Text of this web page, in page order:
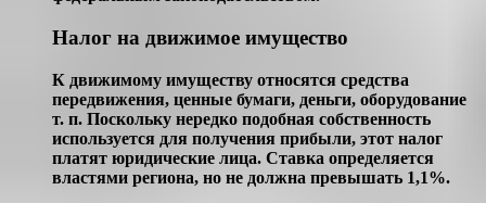
Налог на движимое имущество
К движимому имуществу относятся средства
передвижения, ценные бумаги, деньги, оборудование
т. п. Поскольку нередко подобная собственность
используется для получения прибыли, этот налог
платят юридические лица. Ставка определяется
властями региона, но не должна превышать 1,1%.